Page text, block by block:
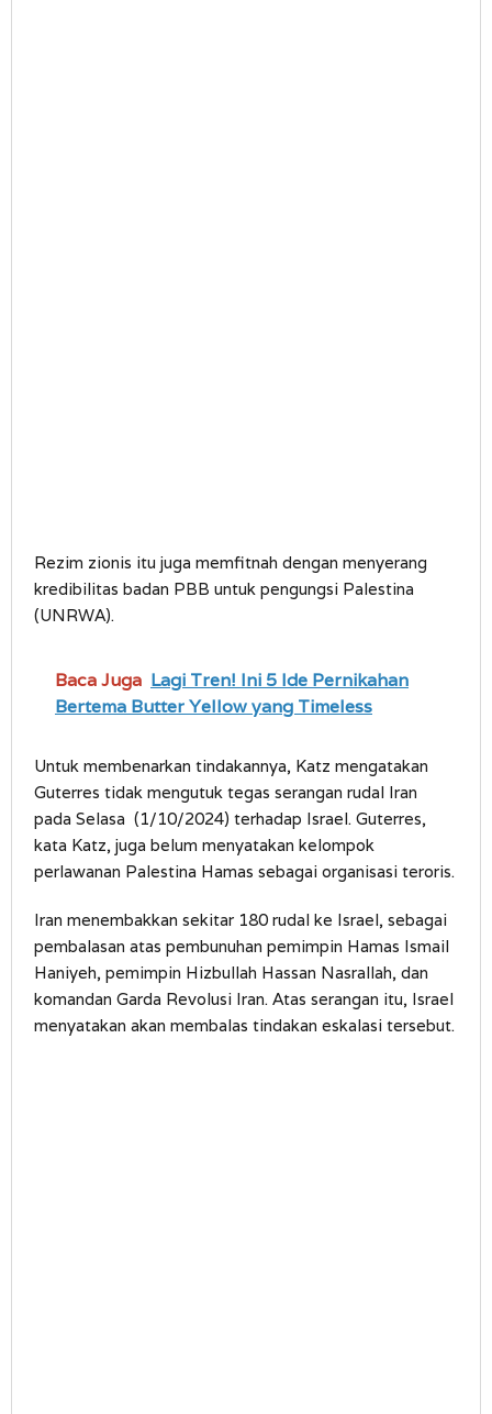
Rezim zionis itu juga memfitnah dengan menyerang
kredibilitas badan PBB untuk pengungsi Palestina
(UNRWA).
Baca Juga Lagi Tren! Ini 5 Ide Pernikahan
Bertema Butter Yellow yang Timeless
Untuk membenarkan tindakannya, Katz mengatakan
Guterres tidak mengutuk tegas serangan rudal Iran
pada Selasa (1/10/2024) terhadap Israel. Guterres,
kata Katz, juga belum menyatakan kelompok
perlawanan Palestina Hamas sebagai organisasi teroris.
Iran menembakkan sekitar 180 rudal ke Israel, sebagai
pembalasan atas pembunuhan pemimpin Hamas Ismail
Haniyeh, pemimpin Hizbullah Hassan Nasrallah, dan
komandan Garda Revolusi Iran. Atas serangan itu, Israel
menyatakan akan membalas tindakan eskalasi tersebut.